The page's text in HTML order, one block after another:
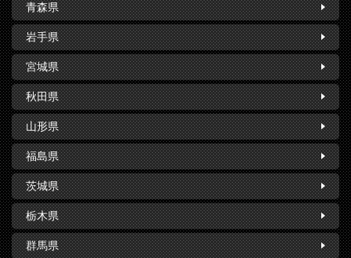
青森県
岩手県
宮城県
秋田県
山形県
福島県
茨城県
栃木県
群馬県